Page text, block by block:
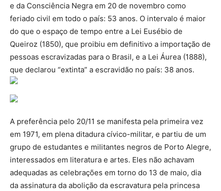
e da Consciência Negra em 20 de novembro como
feriado civil em todo o país: 53 anos. O intervalo é maior
do que o espaço de tempo entre a Lei Eusébio de
Queiroz (1850), que proibiu em definitivo a importação de
pessoas escravizadas para o Brasil, e a Lei Áurea (1888),
que declarou “extinta” a escravidão no país: 38 anos.
A preferência pelo 20/11 se manifesta pela primeira vez
em 1971, em plena ditadura cívico-militar, e partiu de um
grupo de estudantes e militantes negros de Porto Alegre,
interessados em literatura e artes. Eles não achavam
adequadas as celebrações em torno do 13 de maio, dia
da assinatura da abolição da escravatura pela princesa